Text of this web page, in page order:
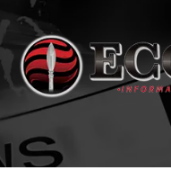
INFORMACIÓN PARA